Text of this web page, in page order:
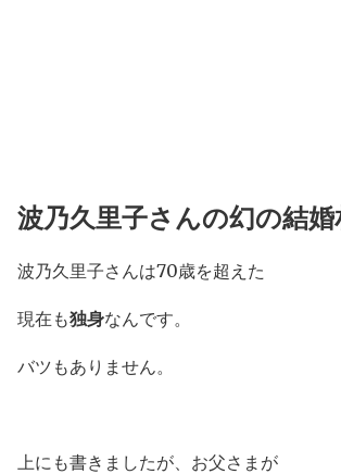
波乃久里子さんの幻の結婚
波乃久里子さんは70歳を超えた
現在も独身なんです。
バツもありません。
上にも書きましたが、お父さまが